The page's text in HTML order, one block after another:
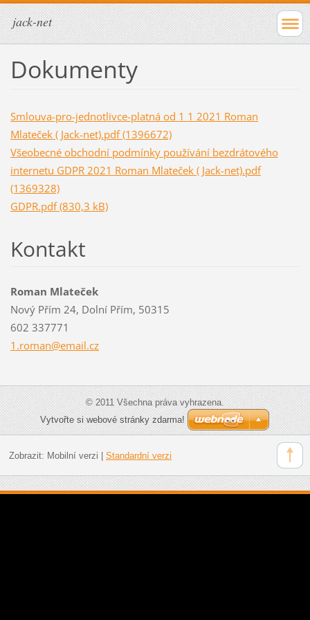
jack-net
Dokumenty
Smlouva-pro-jednotlivce-platná od 1 1 2021 Roman
Mlateček ( Jack-net).pdf (1396672)
Všeobecné obchodní podmínky používání bezdrátového
internetu GDPR 2021 Roman Mlateček ( Jack-net).pdf
(1369328)
GDPR.pdf (830,3 kB)
Kontakt
Roman Mlateček
Nový Přím 24, Dolní Přím, 50315
602 337771
1.roman@email.cz
© 2011 Všechna práva vyhrazena.
Vytvořte si webové stránky zdarma!
Zobrazit: Mobilní verzi Standardní verzi